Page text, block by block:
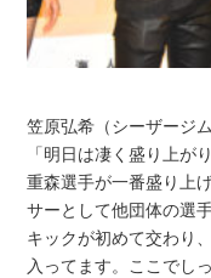
笠原弘希（シーザージ
「明日は凄く盛り上が
重森選手が一番盛り上
サーとして他団体の選
キックが初めて交わり
入ってます。ここでし